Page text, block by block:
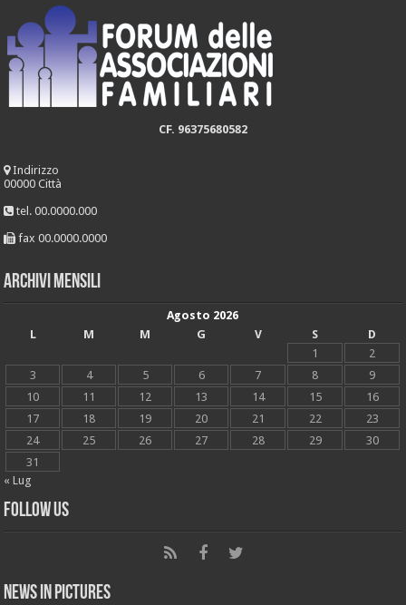
CF. 96375680582
Indirizzo
00000 Città
tel. 00.0000.000
fax 00.0000.0000
Archivi mensili
Agosto 2026
L
M M G V S
D
1
2
3
4 5 6 7 8
9
10
11 12 13 14 15
16
17
18 19 20 21 22
23
24
25 26 27 28 29
30
31
« Lug
Follow Us
News in Pictures